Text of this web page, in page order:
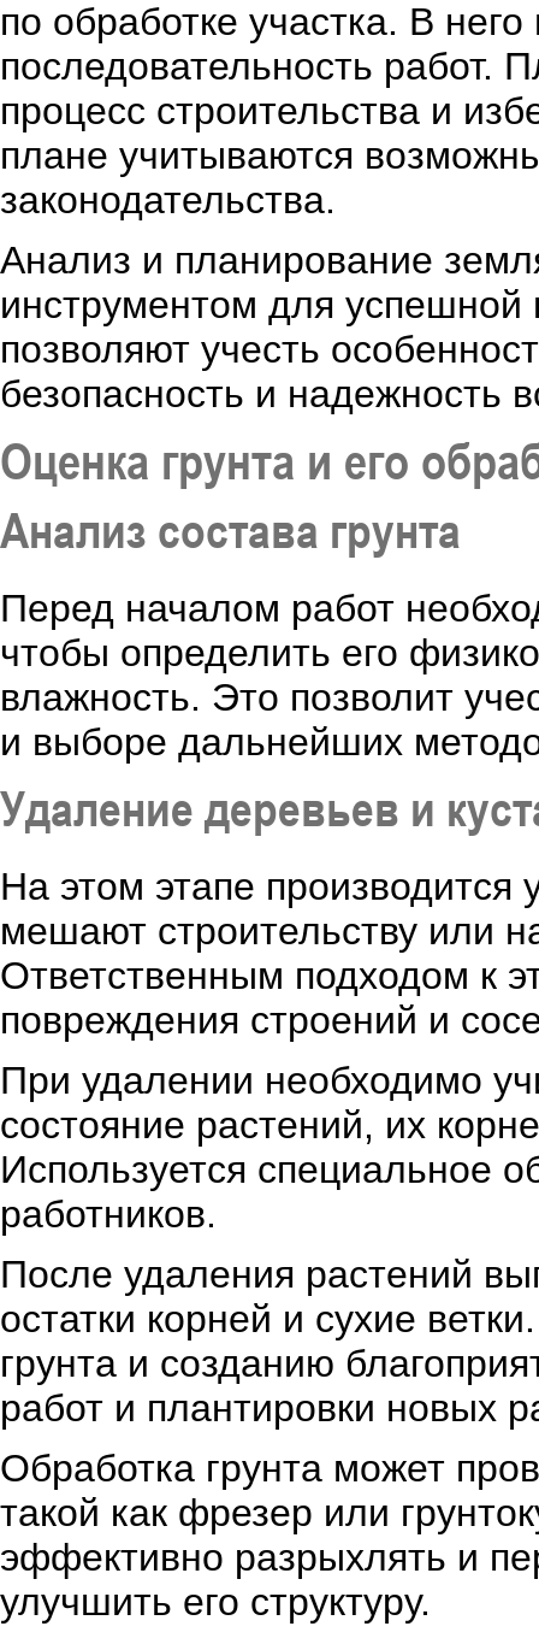
по обработке участка. В
последовательность работ.
процесс строительства и
плане учитываются
законодательства.
Анализ и планирование
инструментом для успешной
позволяют учесть
безопасность и надежность
Оценка грунта и его
Анализ состава грунта
Перед началом работ
чтобы определить его
влажность. Это позволит
и выборе дальнейших
Удаление деревьев и
На этом этапе производится
мешают строительству или
Ответственным подходом к
повреждения строений и
При удалении необходимо
состояние растений, их
Используется специальное
работников.
После удаления растений
остатки корней и сухие
грунта и созданию
работ и плантировки новых
Обработка грунта может
такой как фрезер или
эффективно разрыхлять и
улучшить его структуру.